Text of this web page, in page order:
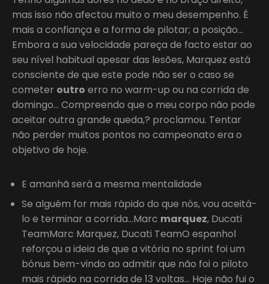
mas isso não afectou muito o meu desempenho. É
mais a confiança e a forma de pilotar; a posição…
Embora a sua velocidade pareça de facto estar ao
seu nível habitual apesar das lesões, Marquez está
consciente de que este pode não ser o caso se
cometer outro erro no warm-up ou na corrida de
domingo… Compreendo que o meu corpo não pode
aceitar outra grande queda,? proclamou. Tentar
não perder muitos pontos no campeonato era o
objetivo de hoje.
E amanhã será a mesma mentalidade
Se alguém for mais rápido do que nós, vou aceitá-
lo e terminar a corrida…Marc marquez, Ducati
TeamMarc Marquez, Ducati TeamO espanhol
reforçou a ideia de que a vitória no sprint foi um
bónus bem-vindo ao admitir que não foi o piloto
mais rápido na corrida de 13 voltas… Hoje não fui o